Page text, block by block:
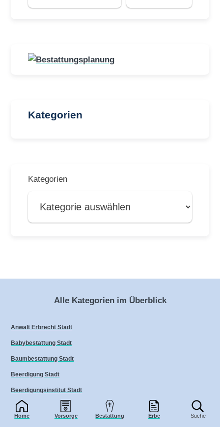
Home Vorsorge Bestattung Erbe Suche
Kategorien
Kategorien
Alle Kategorien im Überblick
Anwalt Erbrecht Stadt
Babybestattung Stadt
Baumbestattung Stadt
Beerdigung Stadt
Beerdigungsinstitut Stadt
Bestatter Stadt